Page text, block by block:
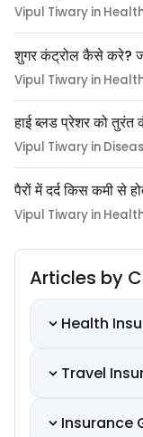
Vipul Tiwary in
शुगर कंट्रोल कैसे करे?
Vipul Tiwary in
हाई ब्लड प्रेशर को
Vipul Tiwary in
पैरों में दर्द किस कमी से
Vipul Tiwary in
Articles by
Health
Travel
Insurance